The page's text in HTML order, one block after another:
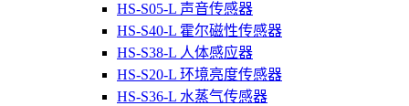
HS-S05-L 声音传感器
HS-S40-L 霍尔磁性传感器
HS-S38-L 人体感应器
HS-S20-L 环境亮度传感器
HS-S36-L 水蒸气传感器